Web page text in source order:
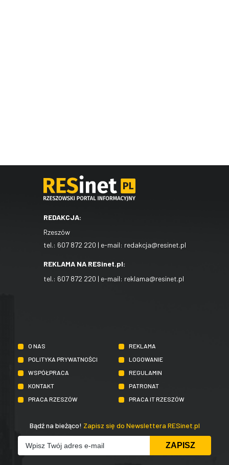
REDAKCJA:
Rzeszów
tel.: 607 872 220 | e-mail: redakcja@resinet.pl
REKLAMA NA RESinet.pl:
tel.: 607 872 220 | e-mail: reklama@resinet.pl
O NAS
REKLAMA
POLITYKA PRYWATNOŚCI
LOGOWANIE
WSPÓŁPRACA
REGULAMIN
KONTAKT
PATRONAT
PRACA RZESZÓW
PRACA IT RZESZÓW
Bądź na bieżąco! Zapisz się do Newslettera RESinet.pl